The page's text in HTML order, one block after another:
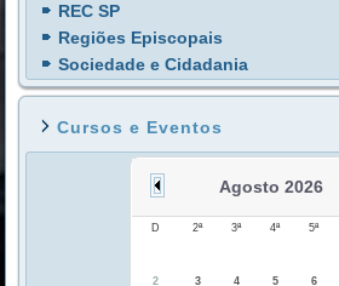
REC SP
Regiões Episcopais
Sociedade e Cidadania
Cursos e Eventos
Agosto 2026
D 2ª 3ª 4ª 5ª
2
3 4 5 6